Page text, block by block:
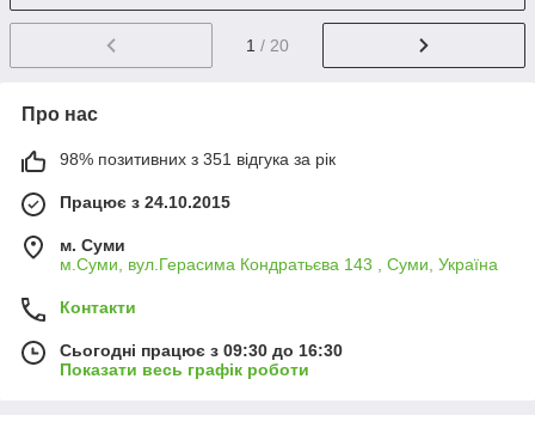
1 / 20
Про нас
98% позитивних з 351 відгука за рік
Працює з 24.10.2015
м. Суми
м.Суми, вул.Герасима Кондратьєва 143 , Суми, Україна
Контакти
Сьогодні працює з 09:30 до 16:30
Показати весь графік роботи